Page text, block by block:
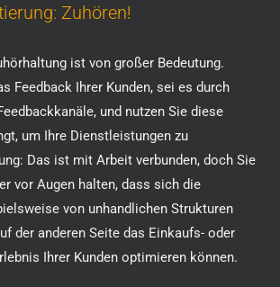
Zuhören!
ist von großer Bedeutung.
Feedback Ihrer Kunden, sei es durch
und nutzen Sie diese
um Ihre Dienstleistungen zu
Das ist mit Arbeit verbunden, doch Sie
vor Augen halten, dass sich die
von unhandlichen Strukturen
der anderen Seite das Einkaufs- oder
Ihrer Kunden optimieren können.